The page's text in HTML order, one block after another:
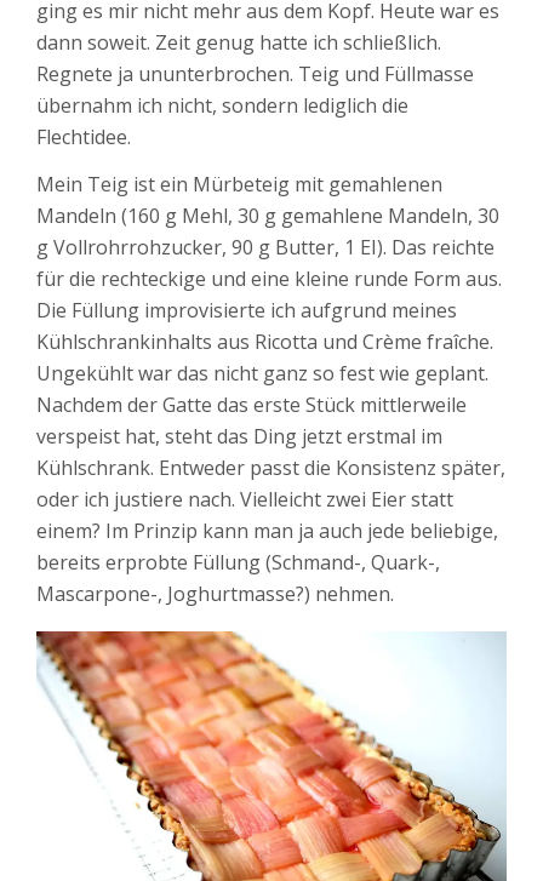
ging es mir nicht mehr aus dem Kopf. Heute war es
dann soweit. Zeit genug hatte ich schließlich.
Regnete ja ununterbrochen. Teig und Füllmasse
übernahm ich nicht, sondern lediglich die
Flechtidee.
Mein Teig ist ein Mürbeteig mit gemahlenen
Mandeln (160 g Mehl, 30 g gemahlene Mandeln, 30
g Vollrohrrohzucker, 90 g Butter, 1 EI). Das reichte
für die rechteckige und eine kleine runde Form aus.
Die Füllung improvisierte ich aufgrund meines
Kühlschrankinhalts aus Ricotta und Crème fraîche.
Ungekühlt war das nicht ganz so fest wie geplant.
Nachdem der Gatte das erste Stück mittlerweile
verspeist hat, steht das Ding jetzt erstmal im
Kühlschrank. Entweder passt die Konsistenz später,
oder ich justiere nach. Vielleicht zwei Eier statt
einem? Im Prinzip kann man ja auch jede beliebige,
bereits erprobte Füllung (Schmand-, Quark-,
Mascarpone-, Joghurtmasse?) nehmen.